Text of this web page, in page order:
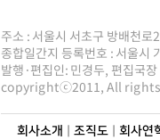
주소 : 서울시 서초구 방배천
종합일간지 등록번호 : 서울
발행·편집인: 민경두, 편집국
copyrightⓒ2011, All rights
회사소개 조직도| 회사연